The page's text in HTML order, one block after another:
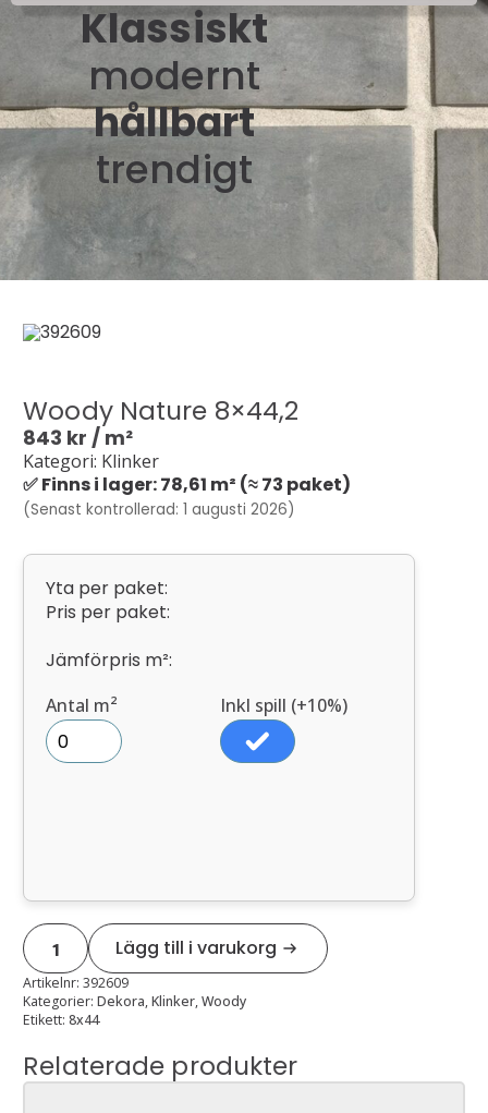
Klassiskt
modernt
hållbart
trendigt
Woody Nature 8×44,2
843 kr / m²
Kategori: Klinker
✅ Finns i lager: 78,61 m² (≈ 73 paket)
(Senast kontrollerad: 1 augusti 2026)
Yta per paket:
Pris per paket:
Jämförpris m²:
Antal m² Inkl spill (+10%)
Woody
nature
8x44,2
mängd
Lägg till i varukorg
Artikelnr:392609
Kategorier:Dekora,Klinker,Woody
Etikett:8x44
Relaterade produkter